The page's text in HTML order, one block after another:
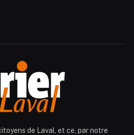
de Laval, et ce, par notre